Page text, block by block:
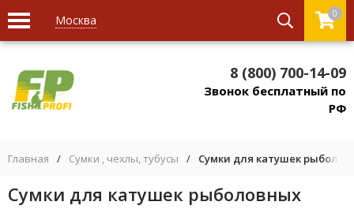
Москва 0
8 (800) 700-14-09
Звонок бесплатный по
РФ
Главная / Сумки , чехлы, тубусы / Сумки для катушек
Сумки для катушек рыболовных